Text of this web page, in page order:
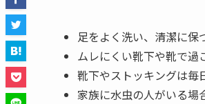
足をよく洗い、清潔に保
ムレにくい靴下や靴で過
靴下やストッキングは毎
家族に水虫の人がいる場